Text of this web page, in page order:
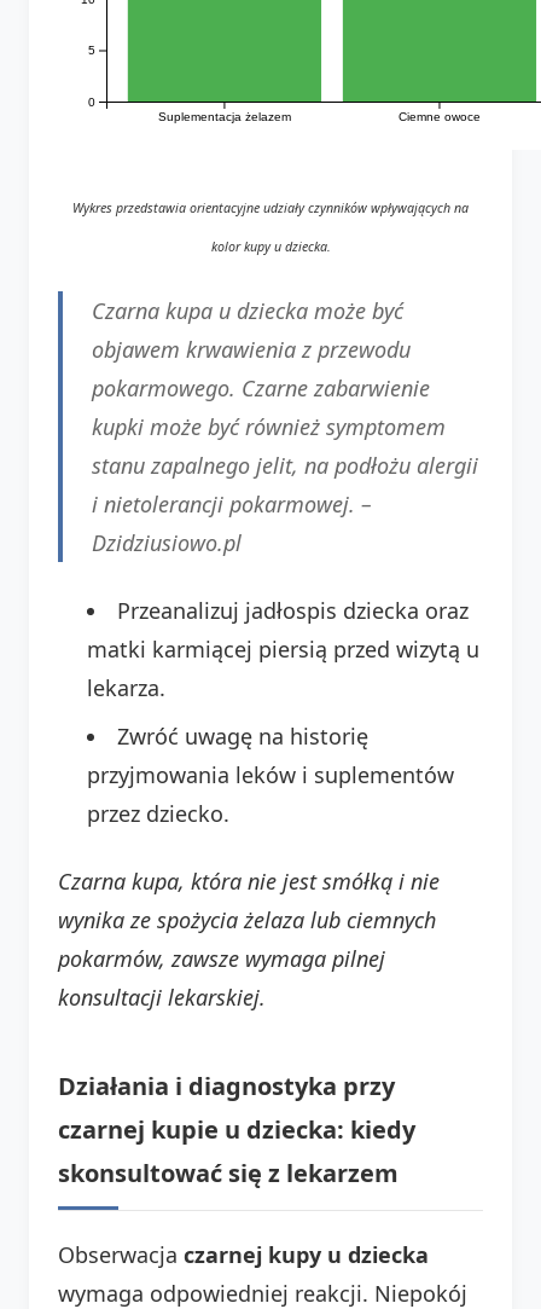
Suplementacja żelazem Ciemne owoce
0
5
Wykres przedstawia orientacyjne udziały czynników wpływających na
kolor kupy u dziecka.
Czarna kupa u dziecka może być
objawem krwawienia z przewodu
pokarmowego. Czarne zabarwienie
kupki może być również symptomem
stanu zapalnego jelit, na podłożu alergii
i nietolerancji pokarmowej. –
Dzidziusiowo.pl
Przeanalizuj jadłospis dziecka oraz
matki karmiącej piersią przed wizytą u
lekarza.
Zwróć uwagę na historię
przyjmowania leków i suplementów
przez dziecko.
Czarna kupa, która nie jest smółką i nie
wynika ze spożycia żelaza lub ciemnych
pokarmów, zawsze wymaga pilnej
konsultacji lekarskiej.
Działania i diagnostyka przy
czarnej kupie u dziecka: kiedy
skonsultować się z lekarzem
Obserwacja czarnej kupy u dziecka
wymaga odpowiedniej reakcji. Niepokój